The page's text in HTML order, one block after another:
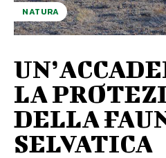
NATURA
LA
DELLA
SELVATICA